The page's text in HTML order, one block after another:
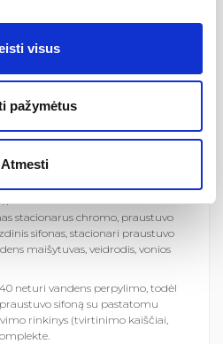
visus
pažymėtus
Atmesti
22,2 cm
stacionarus chromo, praustuvo
sifonas, stacionari praustuvo
maišytuvas, veidrodis, vonios
neturi vandens perpylimo, todėl
sifoną su pastatomu
rinkinys (tvirtinimo kaiščiai,